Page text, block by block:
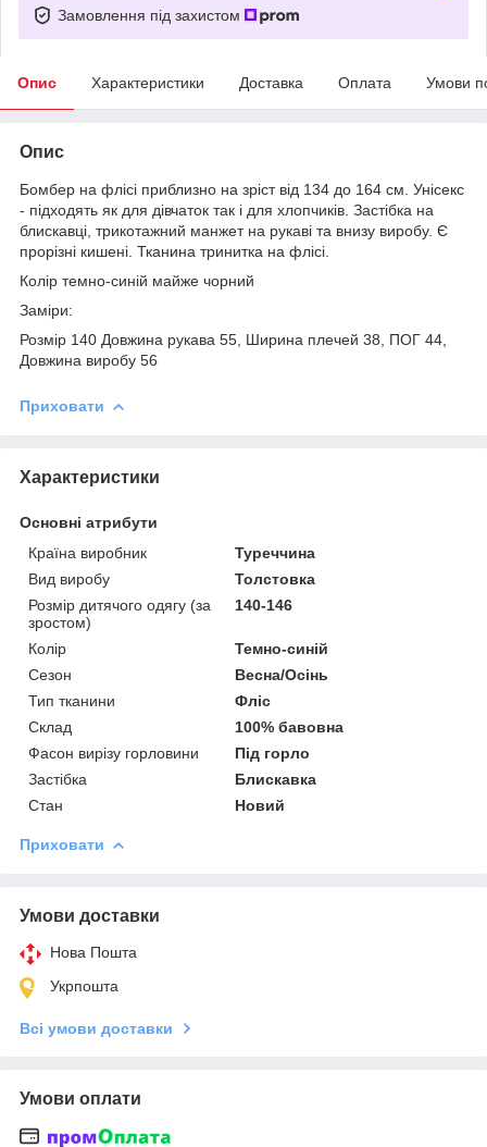
Замовлення під захистом
Опис Характеристики Доставка Оплата Умови
Опис
Бомбер на флісі приблизно на зріст від 134 до 164 см. Унісекс
- підходять як для дівчаток так і для хлопчиків. Застібка на
блискавці, трикотажний манжет на рукаві та внизу виробу. Є
прорізні кишені. Тканина тринитка на флісі.
Колір темно-синій майже чорний
Заміри:
Розмір 140 Довжина рукава 55, Ширина плечей 38, ПОГ 44,
Довжина виробу 56
Приховати
Характеристики
Основні атрибути
Країна виробник
Туреччина
Вид виробу
Толстовка
Розмір дитячого одягу (за
зростом)
140-146
Колір
Темно-синій
Сезон
Весна/Осінь
Тип тканини
Фліс
Склад
100% бавовна
Фасон вирізу горловини
Під горло
Застібка
Блискавка
Стан
Новий
Приховати
Умови доставки
Нова Пошта
Укрпошта
Всі умови доставки
Умови оплати